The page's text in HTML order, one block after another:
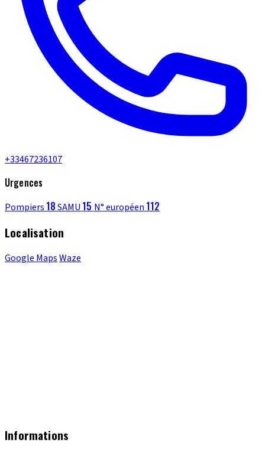
+33467236107
Urgences
Pompiers 18SAMU 15 N° européen 112
Localisation
Google MapsWaze
Informations